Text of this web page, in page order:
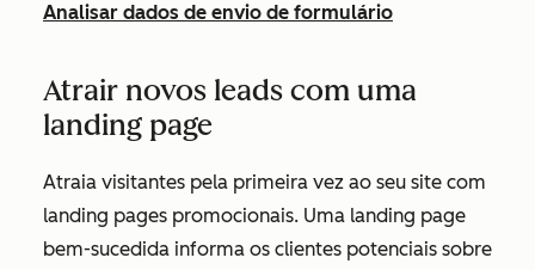
Analisar dados de envio de formulário
Atrair novos leads com uma
landing page
Atraia visitantes pela primeira vez ao seu site com
landing pages promocionais. Uma landing page
bem-sucedida informa os clientes potenciais sobre